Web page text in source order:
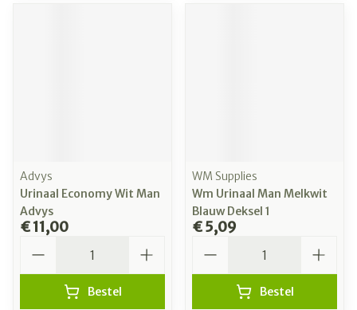
Advys
Urinaal Economy Wit Man
Advys
€ 11,00
Bestel
WM Supplies
Wm Urinaal Man Melkwit
Blauw Deksel 1
€ 5,09
Bestel